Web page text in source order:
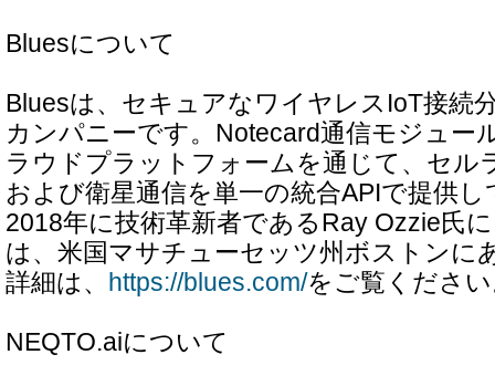
Bluesについて
Bluesは、セキュアなワイヤレスIoT接続
カンパニーです。Notecard通信モジュー
ラウドプラットフォームを通じて、セル
および衛星通信を単一の統合APIで提供
2018年に技術革新者であるRay Ozzie氏
は、米国マサチューセッツ州ボストンに
詳細は、
https://blues.com/をご覧くださ
NEQTO.aiについて